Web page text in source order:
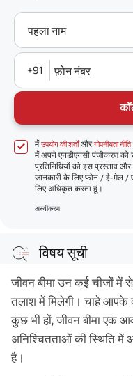
पहला नाम
+91 फ़ोन नंबर
मैंउपयोग की शर्तोंऔरगोपनीयता नीति
मैं अपने एनडीएनसी पंजीकरण
प्रतिनिधियों को इस प्रस्ताव
जानकारी के लिए फोन / ई-मेल /
लिए अधिकृत करता हूं।
अस्वीकरण
विषय सूची
02 कोशिश करें
03 सुनिश्चित
04 सुनिश्चित
जीवन बीमा उन कई चीजों में
तलाश में मिलेगी। चाहे आपके
कुछ भी हों, जीवन बीमा एक
अनिश्चितताओं की स्थिति में
है।